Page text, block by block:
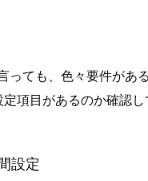
っても、色々要件があ
項目があるのか確認し
設定